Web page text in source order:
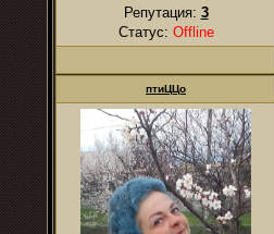
Репутация: 3
Статус: Offline
птиЦЦо